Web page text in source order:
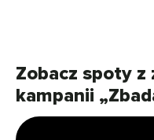
Zobacz spoty z
kampanii